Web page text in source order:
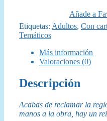
era:
Añade a
Etiquetas: Adultos, Con
Temáticos
Más información
Valoraciones (0)
Descripción
Acabas de reclamar la
manos a la obra, hay un